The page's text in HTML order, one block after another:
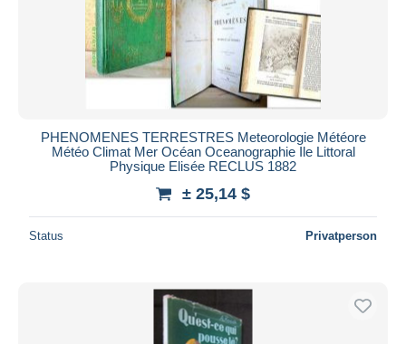
PHENOMENES TERRESTRES Meteorologie Météore
Météo Climat Mer Océan Oceanographie Ile Littoral
Physique Elisée RECLUS 1882
± 25,14 $
Status Privatperson